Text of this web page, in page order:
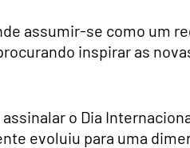
assumir-se como um
inspirar as
o Dia
evoluiu para uma